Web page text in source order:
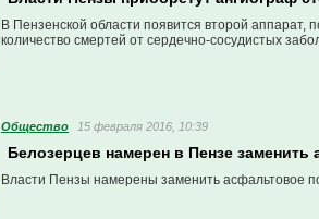
В Пензенской области появится второй аппарат,
количество смертей от сердечно-сосудистых
Общество 15 февраля 2016, 10:39
Белозерцев намерен в Пензе заменить
Власти Пензы намерены заменить асфальтовое